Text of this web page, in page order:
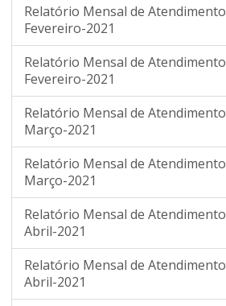
Relatório Mensal de
Fevereiro-2021
Relatório Mensal de
Fevereiro-2021
Relatório Mensal de
Março-2021
Relatório Mensal de
Março-2021
Relatório Mensal de
Abril-2021
Relatório Mensal de
Abril-2021